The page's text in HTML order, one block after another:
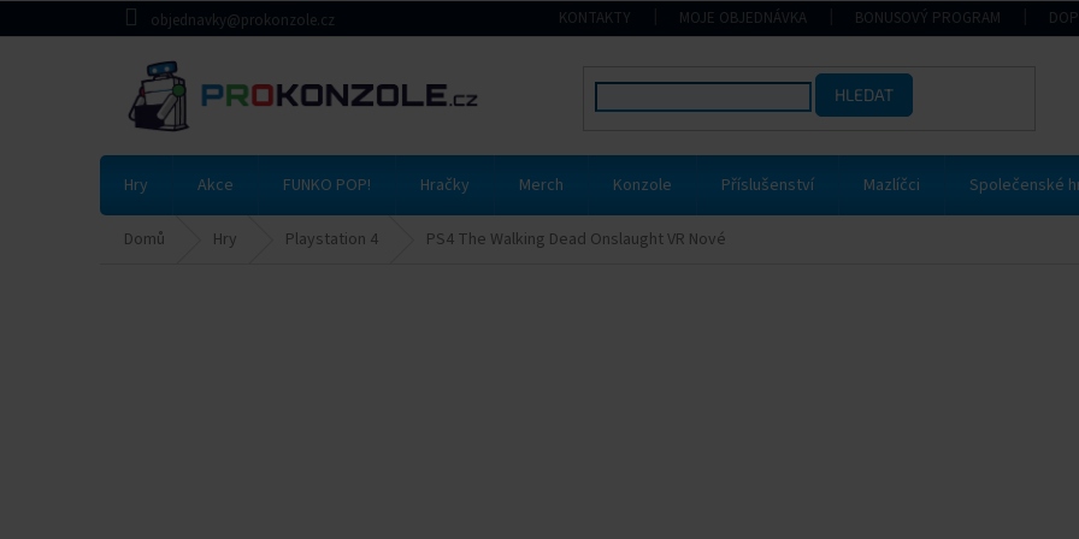
na
objednavky@prokonzole.cz KONTAKTY MOJE OBJEDNÁVKA BONUSOVÝ PROGRAM
HLEDAT
Hry Akce FUNKO POP! Hračky Merch Konzole Příslušenství Mazlíčci Společenské
Domů Hry Playstation 4 PS4 The Walking Dead Onslaught VR Nové